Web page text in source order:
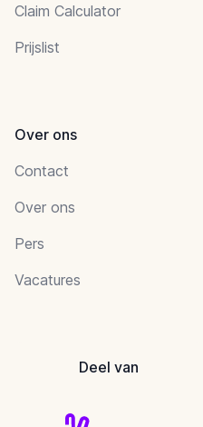
Claim Calculator
Prijslist
Over ons
Contact
Over ons
Pers
Vacatures
Deel van